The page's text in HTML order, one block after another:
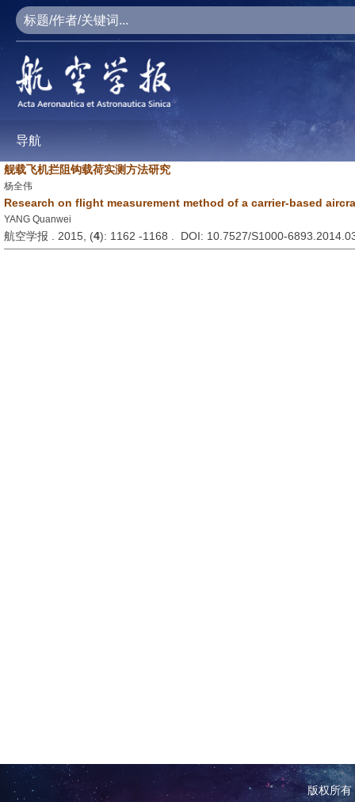
导航
舰载飞机拦阻钩载荷实测方法研究
杨全伟
Research on flight measurement method of a carrier-based
YANG Quanwei
航空学报 . 2015, (4): 1162 -1168 . DOI: 10.7527/S1000-
版权所